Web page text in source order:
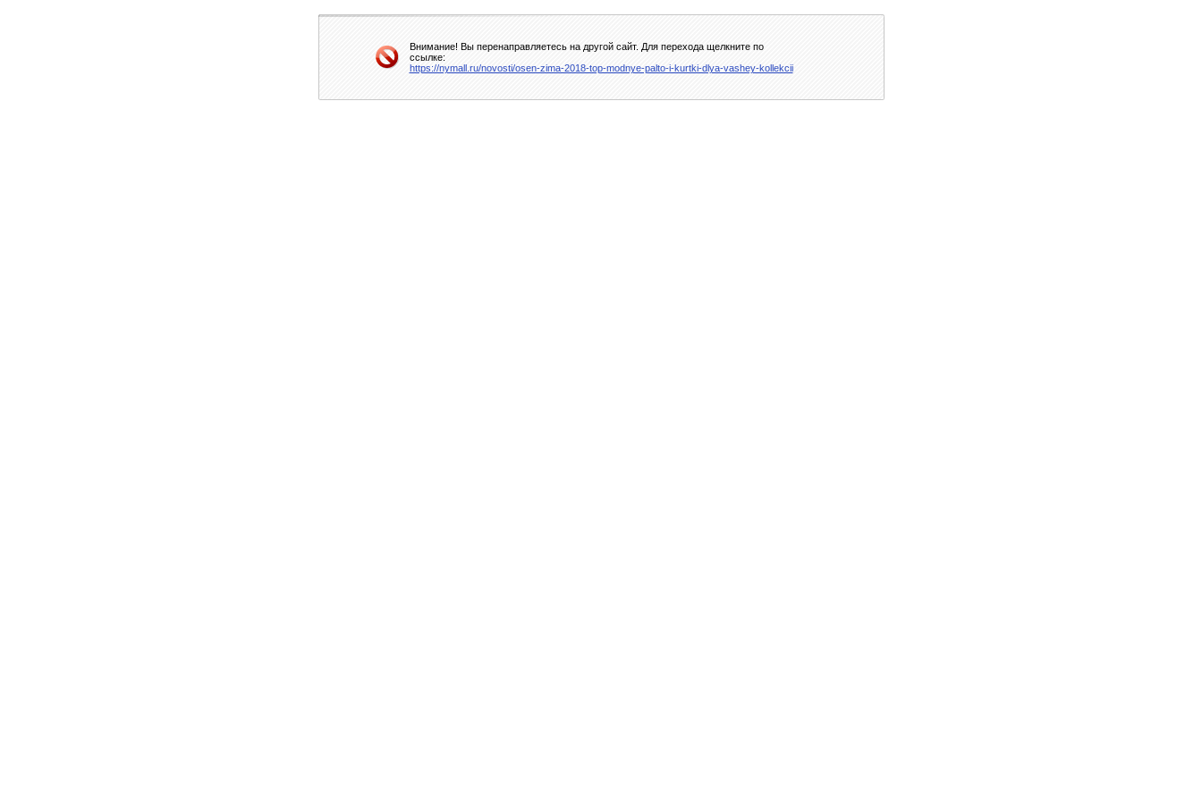
Внимание! Вы перенаправляетесь на другой сайт. Для перехода щелкните по
ссылке:
https://nymall.ru/novosti/osen-zima-2018-top-modnye-palto-i-kurtki-dlya-vashey-kollekcii